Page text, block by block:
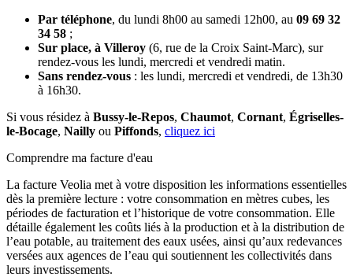
Par téléphone, du lundi 8h00 au samedi 12h00, au 09 69 32
34 58 ;
Sur place, à Villeroy (6, rue de la Croix Saint-Marc), sur
rendez-vous les lundi, mercredi et vendredi matin.
Sans rendez-vous : les lundi, mercredi et vendredi, de 13h30
à 16h30.
Si vous résidez à Bussy-le-Repos, Chaumot, Cornant, Égriselles-
le-Bocage, Nailly ou Piffonds, cliquez ici
Comprendre ma facture d'eau
La facture Veolia met à votre disposition les informations essentielles
dès la première lecture : votre consommation en mètres cubes, les
périodes de facturation et l’historique de votre consommation. Elle
détaille également les coûts liés à la production et à la distribution de
l’eau potable, au traitement des eaux usées, ainsi qu’aux redevances
versées aux agences de l’eau qui soutiennent les collectivités dans
leurs investissements.